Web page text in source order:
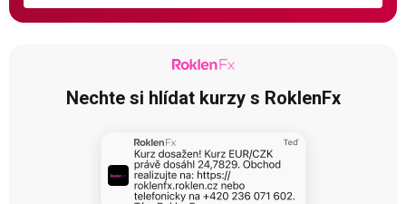
Nechte si hlídat kurzy s RoklenFx